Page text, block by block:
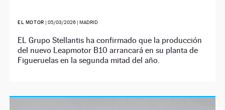
EL MOTOR |05/03/2026 | MADRID
EL Grupo Stellantis ha confirmado que la producción
del nuevo Leapmotor B10 arrancará en su planta de
Figueruelas en la segunda mitad del año.